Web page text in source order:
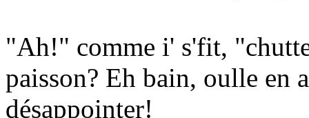
"Ah!" comme i' s'fit,
paisson? Eh bain, oulle en
désappointer!